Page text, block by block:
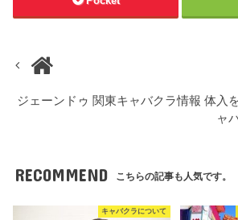
ジェーンドゥ 関東キャバクラ情報 体入
ャ
RECOMMEND こちらの記事も人気です。
キャバクラについて